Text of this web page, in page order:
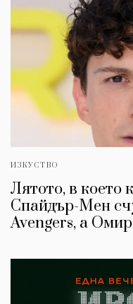
ИЗКУСТВО
Лятото, в което
Спайдър-Мен
Avengers, а